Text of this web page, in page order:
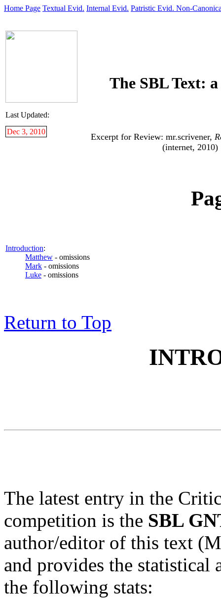
Home Page Textual Evid. Internal Evid. Patristic Evid. Non-
Last Updated:
Dec 3, 2010
The SBL Text:
Excerpt for Review: mr.scrivener,
(internet, 2010)
Introduction:
Matthew - omissions
Mark - omissions
Luke - omissions
Return to Top
The latest entry in the
competition is the SBL
author/editor of this text
and provides the statistical
the following stats: